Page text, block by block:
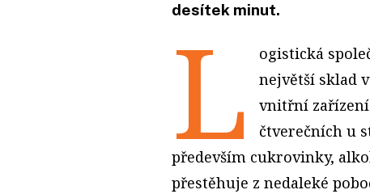
desítek minut.
L
ogistická
největší sklad
vnitřní
čtverečních u
především cukrovinky,
přestěhuje z nedaleké